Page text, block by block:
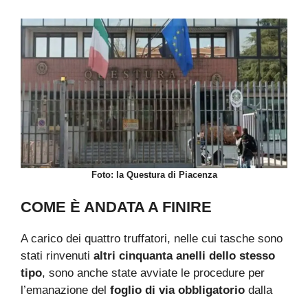
Foto: la Questura di Piacenza
COME È ANDATA A FINIRE
A carico dei quattro truffatori, nelle cui tasche sono
stati rinvenuti altri cinquanta anelli dello stesso
tipo, sono anche state avviate le procedure per
l’emanazione del foglio di via obbligatorio dalla